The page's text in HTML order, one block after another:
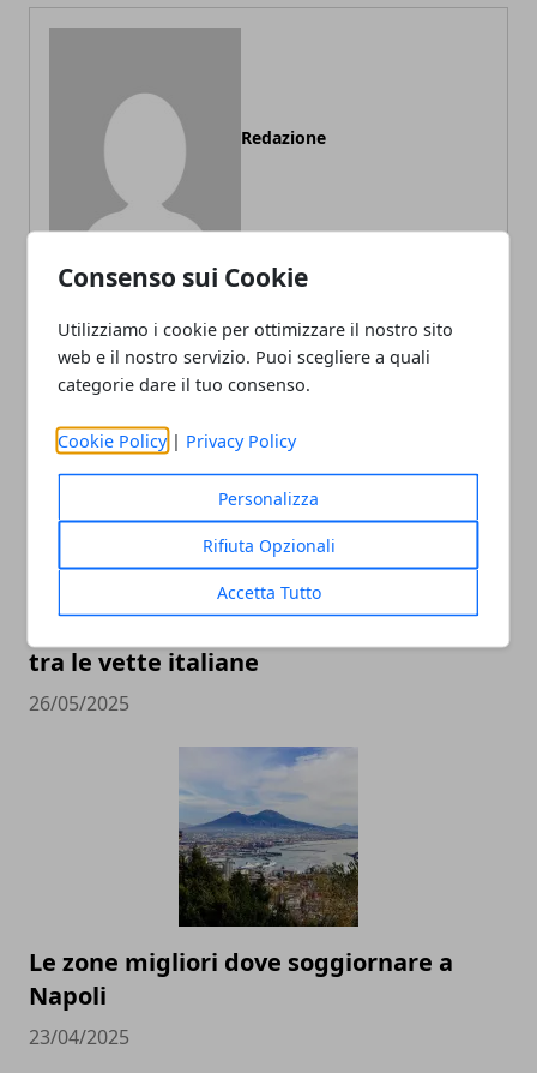
Consenso sui Cookie
Utilizziamo i cookie per ottimizzare il nostro sito
web e il nostro servizio. Puoi scegliere a quali
categorie dare il tuo consenso.
Cookie Policy | Privacy Policy
Personalizza
Rifiuta Opzionali
Accetta Tutto
Redazione
ARTICOLI CORRELATI
tra le vette italiane
26/05/2025
Le zone migliori dove soggiornare a
Napoli
23/04/2025